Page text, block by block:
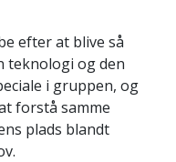
efter at blive så
teknologi og den
i gruppen, og
forstå samme
plads blandt